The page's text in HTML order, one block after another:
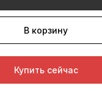
В корзину
Купить сейчас